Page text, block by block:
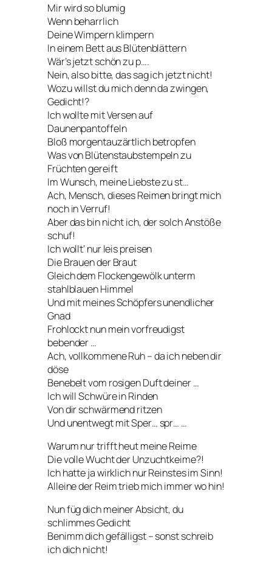
Mir wird so blumig
Wenn beharrlich
Deine Wimpern klimpern
In einem Bett aus Blütenblättern
Wär’s jetzt schön zu p….
Nein, also bitte, das sag ich jetzt nicht!
Wozu willst du mich denn da zwingen,
Gedicht!?
Ich wollte mit Versen auf
Daunenpantoffeln
Bloß morgentauzärtlich betropfen
Was von Blütenstaubstempeln zu
Früchten gereift
Im Wunsch, meine Liebste zu st…
Ach, Mensch, dieses Reimen bringt mich
noch in Verruf!
Aber das bin nicht ich, der solch Anstöße
schuf!
Ich wollt‘ nur leis preisen
Die Brauen der Braut
Gleich dem Flockengewölk unterm
stahlblauen Himmel
Und mit meines Schöpfers unendlicher
Gnad
Frohlockt nun mein vorfreudigst
bebender …
Ach, vollkommene Ruh – da ich neben dir
döse
Benebelt vom rosigen Duft deiner …
Ich will Schwüre in Rinden
Von dir schwärmend ritzen
Und unentwegt mit Sper… spr… …
Warum nur trifft heut meine Reime
Die volle Wucht der Unzuchtkeime?!
Ich hatte ja wirklich nur Reinstes im Sinn!
Alleine der Reim trieb mich immer wo hin!
Nun füg dich meiner Absicht, du
schlimmes Gedicht
Benimm dich gefälligst – sonst schreib
ich dich nicht!